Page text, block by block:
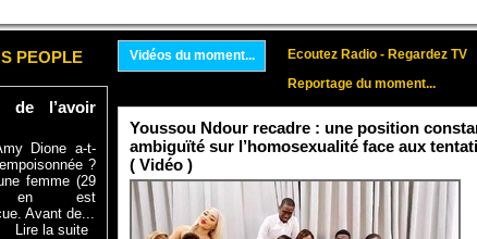
PEOPLE
de l’avoir
Dione a-t-
?
femme (29
en est
Avant de...
Lire la suite
Vidéos du moment... Ecoutez Radio - Regardez TV
Reportage du moment...
Youssou Ndour recadre : une position
ambiguïté sur l’homosexualité face aux
( Vidéo )